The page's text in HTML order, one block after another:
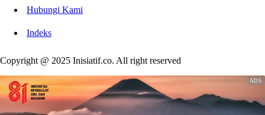
Hubungi Kami
Indeks
Copyright @ 2025 Inisiatif.co. All right reserved